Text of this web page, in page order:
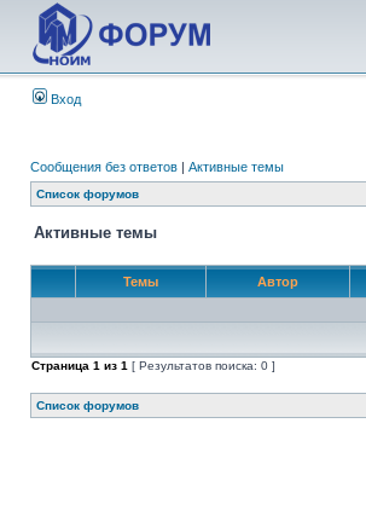
Вход
Сообщения без ответов | Активные темы
Список форумов
Активные темы
Темы Автор
Страница 1 из 1 [ Результатов поиска: 0 ]
Список форумов